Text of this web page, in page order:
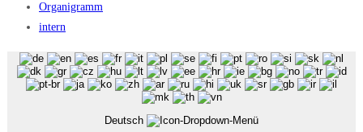
Organigramm
intern
Deutsch